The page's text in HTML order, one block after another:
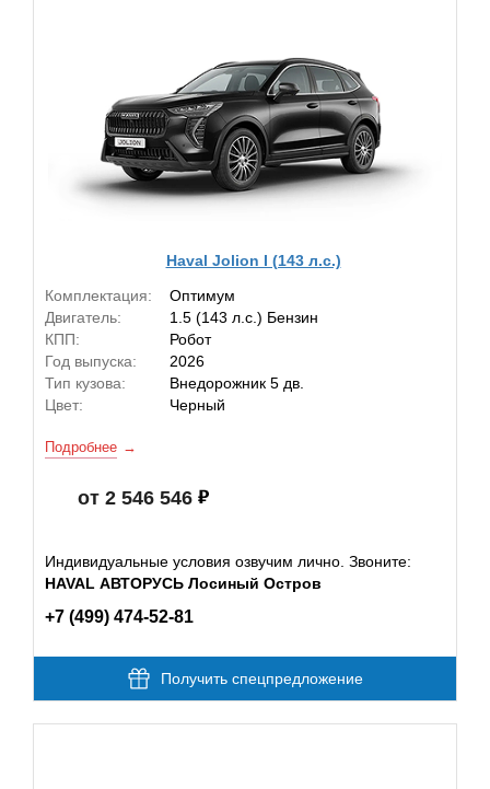
Haval Jolion I (143 л.с.)
Комплектация:
Оптимум
Двигатель:
1.5 (143 л.с.) Бензин
КПП:
Робот
Год выпуска:
2026
Тип кузова:
Внедорожник 5 дв.
Цвет:
Черный
Подробнее
от 2 546 546
Индивидуальные условия озвучим лично. Звоните:
HAVAL АВТОРУСЬ Лосиный Остров
+7 (499) 474-52-81
Получить спецпредложение